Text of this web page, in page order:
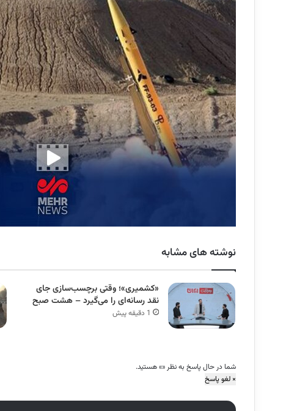
نوشته های مشابه
«کشمیری»؛ وقتی برچسب‌سازی جای
نقد رسانه‌ای را می‌گیرد – هشت صبح
1 دقیقه پیش
شما در حال پاسخ به نظر «» هستید.
× لغو پاسخ